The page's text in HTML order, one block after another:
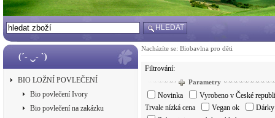
HLEDAT
(´- ‿- `)
BIO LOŽNÍ POVLEČENÍ
Bio povlečení Ivory
Bio povlečení na zakázku
Nacházíte se: Biobavlna pro děti
Filtrování:
Parametry
Novinka
Vyrobeno v České
Trvale nízká cena
Vegan ok